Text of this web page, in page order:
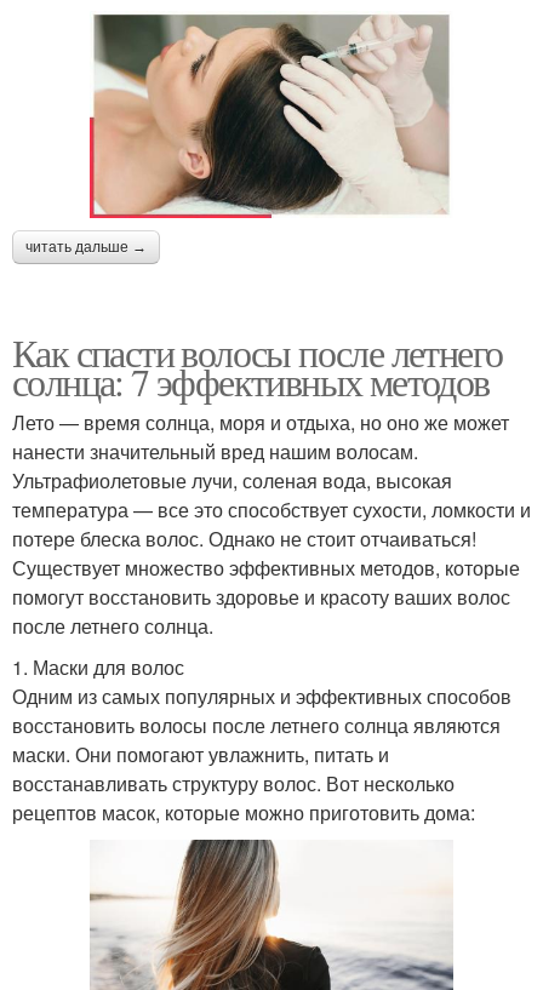
читать дальше →
Как спасти волосы после летнего
солнца: 7 эффективных методов
Лето — время солнца, моря и отдыха, но оно же может
нанести значительный вред нашим волосам.
Ультрафиолетовые лучи, соленая вода, высокая
температура — все это способствует сухости, ломкости и
потере блеска волос. Однако не стоит отчаиваться!
Существует множество эффективных методов, которые
помогут восстановить здоровье и красоту ваших волос
после летнего солнца.
1. Маски для волос
Одним из самых популярных и эффективных способов
восстановить волосы после летнего солнца являются
маски. Они помогают увлажнить, питать и
восстанавливать структуру волос. Вот несколько
рецептов масок, которые можно приготовить дома: